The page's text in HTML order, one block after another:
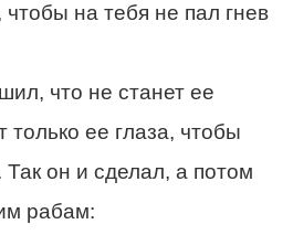
на тебя не пал гнев
что не станет ее
только ее глаза, чтобы
он и сделал, а потом
рабам: